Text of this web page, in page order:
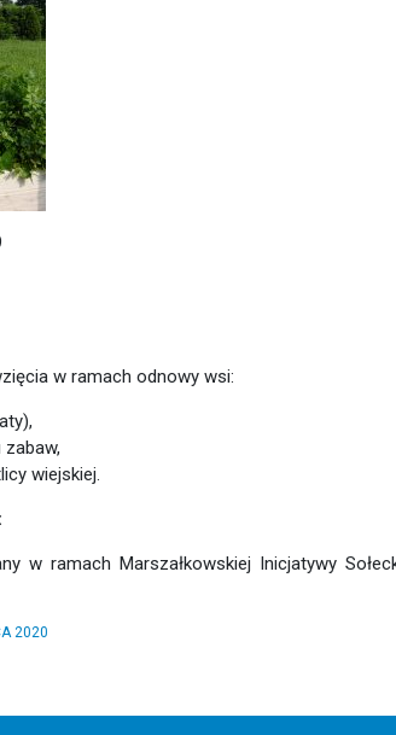
w ramach odnowy wsi:
wiejskiej.
w ramach Marszałkowskiej Inicjatywy
2020